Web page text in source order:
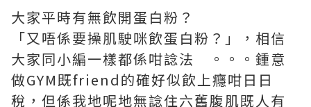
大家平時有無飲開蛋白粉？
「又唔係要操肌駛咪飲蛋白粉？」，相信
大家同小編一樣都係咁諗法 。。。鍾意
做GYM既friend的確好似飲上癮咁日日
稅，但係我地呢地無諗住六舊腹肌既人有